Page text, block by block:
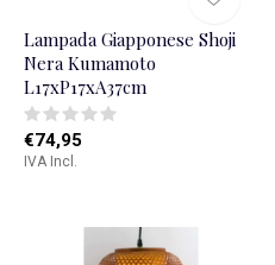
Lampada Giapponese Shoji
Nera Kumamoto
L17xP17xA37cm
€74,95
IVA Incl.